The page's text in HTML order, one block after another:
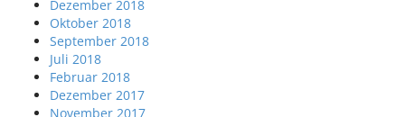
Dezember 2018
Oktober 2018
September 2018
Juli 2018
Februar 2018
Dezember 2017
November 2017